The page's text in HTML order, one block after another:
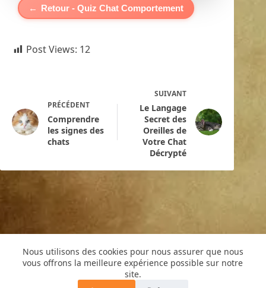
Nous utilisons des cookies pour nous assurer que nous
vous offrons la meilleure expérience possible sur notre
site.
← Retour - Quiz Chat Comportement
Post Views: 12
PRÉCÉDENT
Comprendre
les signes des
chats
SUIVANT
Le Langage
Secret des
Oreilles de
Votre Chat
Décrypté
Copyright © 2016 -Cyril de Grivel
PLAN DU SITE
MENTIONS LÉGALES